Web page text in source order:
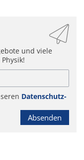
und viele
Datenschutz-
Absenden